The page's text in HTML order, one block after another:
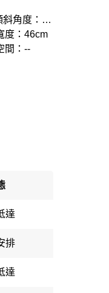
斜角度：10
度：46cm
間：--
達
排
達